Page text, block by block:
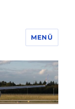
MENÜ